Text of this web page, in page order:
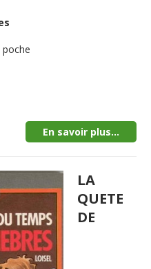
En savoir plus...
LA
QUETE
DE